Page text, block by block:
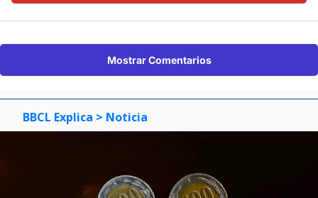
Mostrar Comentarios
BBCL Explica > Noticia